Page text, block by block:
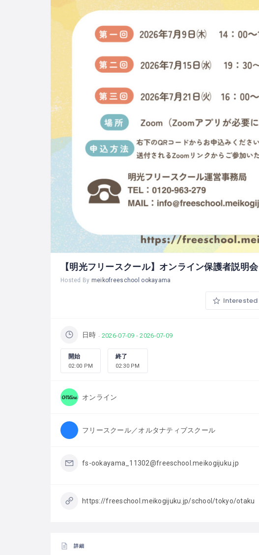
【明光フリースクール】オンライン保護者説明会
Hosted By meikofreeschool ookayama
Interested
日時 2026-07-09 - 2026-07-09
開始
02:00 PM
終了
02:30 PM
オンライン
フリースクール／オルタナティブスクール
fs-ookayama_11302@freeschool.meikogijuku.jp
https://freeschool.meikogijuku.jp/school/tokyo/otaku
詳細